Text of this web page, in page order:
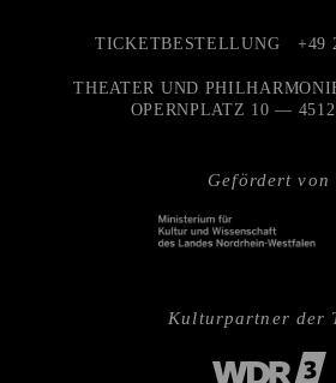
Gefördert von
TICKETBESTELLUNG +49
THEATER UND
OPERNPLATZ 10 —
Kulturpartner der